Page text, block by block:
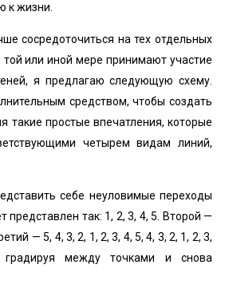
к жизни.
сосредоточиться на тех отдельных
или иной мере принимают участие
я предлагаю следующую схему.
средством, чтобы создать
такие простые впечатления, которые
четырем видам линий,
себе неуловимые переходы
представлен так: 1, 2, 3, 4, 5. Второй —
— 5, 4, 3, 2, 1, 2, 3, 4, 5, 4, 3, 2, 1, 2, 3,
между точками и снова